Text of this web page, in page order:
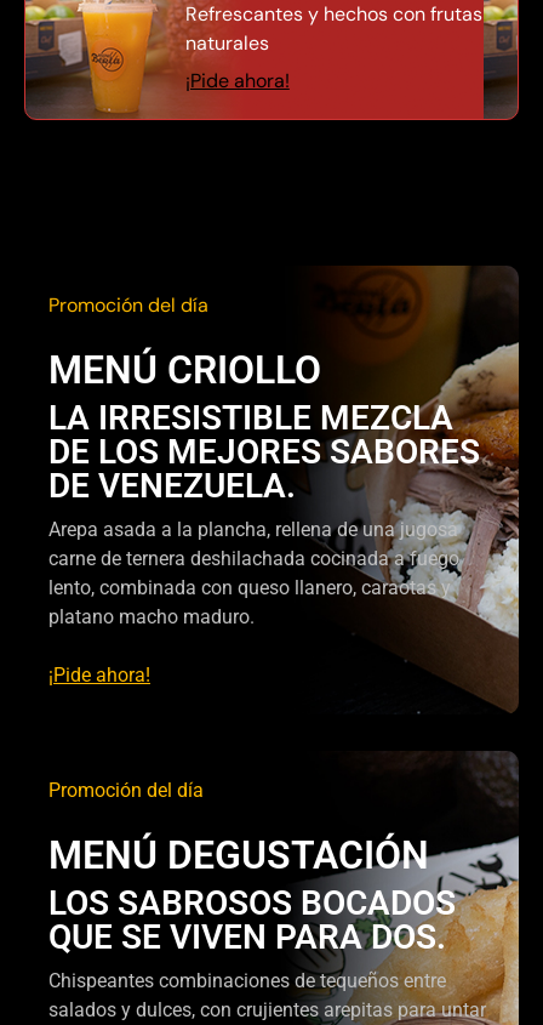
Refrescantes y hechos con frutas
naturales
¡Pide ahora!
Promoción del día
MENÚ CRIOLLO
LA IRRESISTIBLE MEZCLA
DE LOS MEJORES SABORES
DE VENEZUELA.
Arepa asada a la plancha, rellena de una jugosa
carne de ternera deshilachada cocinada a fuego
lento, combinada con queso llanero, caraotas y
platano macho maduro.
¡Pide ahora!
Promoción del día
MENÚ DEGUSTACIÓN
LOS SABROSOS BOCADOS
QUE SE VIVEN PARA DOS.
Chispeantes combinaciones de tequeños entre
salados y dulces, con crujientes arepitas para untar